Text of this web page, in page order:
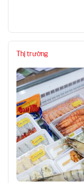
Thị trường